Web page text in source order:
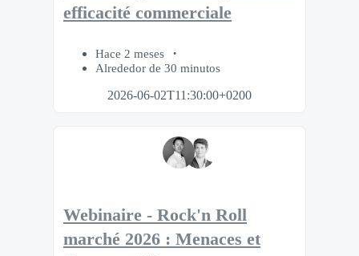
efficacité commerciale
Hace 2 meses
Alrededor de 30 minutos
2026-06-02T11:30:00+0200
Webinaire - Rock'n Roll
marché 2026 : Menaces et